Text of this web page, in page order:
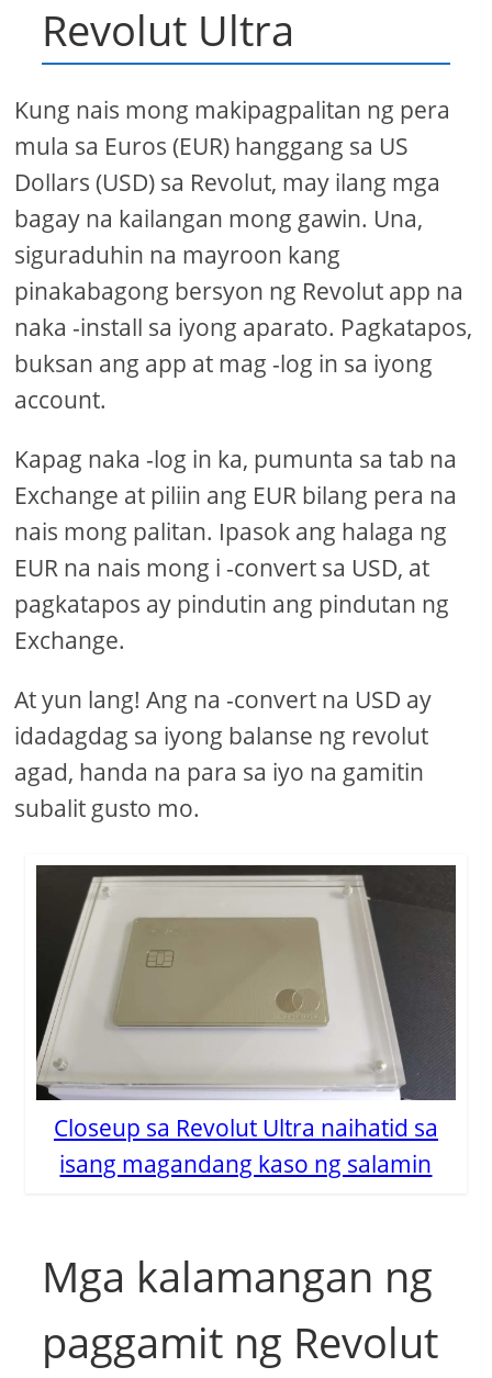
Revolut Ultra
Kung nais mong makipagpalitan ng pera
mula sa Euros (EUR) hanggang sa US
Dollars (USD) sa Revolut, may ilang mga
bagay na kailangan mong gawin. Una,
siguraduhin na mayroon kang
pinakabagong bersyon ng Revolut app na
naka -install sa iyong aparato. Pagkatapos,
buksan ang app at mag -log in sa iyong
account.
Kapag naka -log in ka, pumunta sa tab na
Exchange at piliin ang EUR bilang pera na
nais mong palitan. Ipasok ang halaga ng
EUR na nais mong i -convert sa USD, at
pagkatapos ay pindutin ang pindutan ng
Exchange.
At yun lang! Ang na -convert na USD ay
idadagdag sa iyong balanse ng revolut
agad, handa na para sa iyo na gamitin
subalit gusto mo.
Closeup sa Revolut Ultra naihatid sa
isang magandang kaso ng salamin
Mga kalamangan ng
paggamit ng Revolut